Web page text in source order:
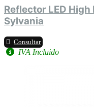
Reflector LED
Sylvania
Consultar
IVA Incluido